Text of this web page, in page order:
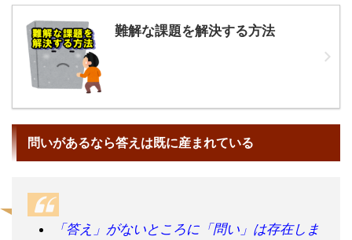
難解な課題を解決する方法
問いがあるなら答えは既に産まれている
「答え」がないところに「問い」は存在しま